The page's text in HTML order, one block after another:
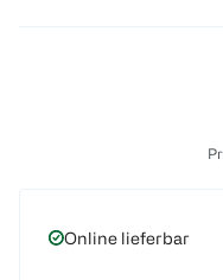
Online lieferbar